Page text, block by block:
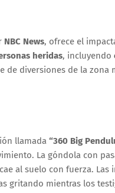
NBC News, ofrece el
heridas, incluyendo
de diversiones de la zona
llamada “360 Big
La góndola con
al suelo con fuerza. Las
gritando mientras los